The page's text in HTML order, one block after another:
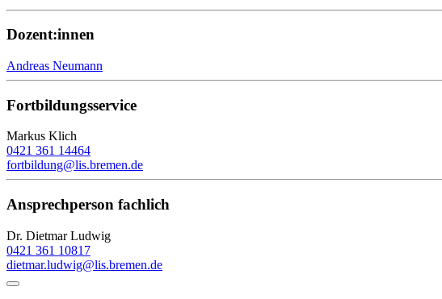
Dozent:innen
Andreas Neumann
Fortbildungsservice
Markus Klich
0421 361 14464
fortbildung@lis.bremen.de
Ansprechperson fachlich
Dr. Dietmar Ludwig
0421 361 10817
dietmar.ludwig@lis.bremen.de